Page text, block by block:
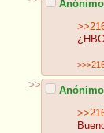
Anónimo
>> Anónimo